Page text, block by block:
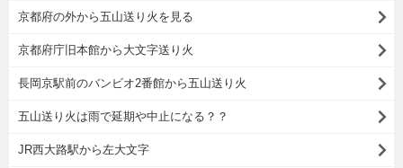
京都府の外から五山送り火を見る
京都府庁旧本館から大文字送り火
長岡京駅前のバンビオ2番館から五山送り火
五山送り火は雨で延期や中止になる？？
JR西大路駅から左大文字